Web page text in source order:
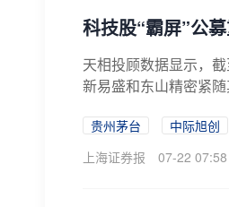
科技股“霸屏”公
天相投顾数据显示，
新易盛和东山精密紧
贵州茅台 中际旭创
上海证券报
07-22 07:58